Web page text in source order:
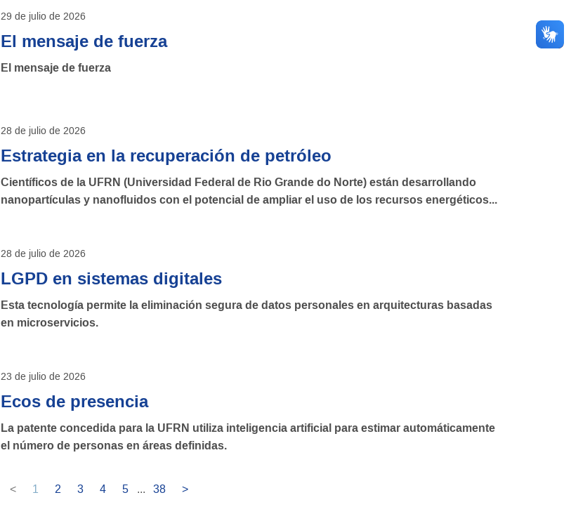
29 de julio de 2026
El mensaje de fuerza
El mensaje de fuerza
28 de julio de 2026
Estrategia en la recuperación de petróleo
Científicos de la UFRN (Universidad Federal de Rio Grande do Norte) están desarrollando
nanopartículas y nanofluidos con el potencial de ampliar el uso de los recursos energéticos...
28 de julio de 2026
LGPD en sistemas digitales
Esta tecnología permite la eliminación segura de datos personales en arquitecturas basadas
en microservicios.
23 de julio de 2026
Ecos de presencia
La patente concedida para la UFRN utiliza inteligencia artificial para estimar automáticamente
el número de personas en áreas definidas.
< 1 2 3 4 5 ... 38 >